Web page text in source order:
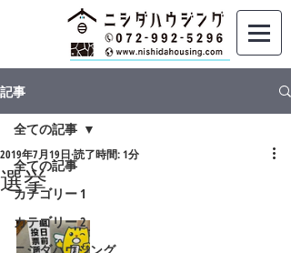
記事
全ての記事
カテゴリー 1
カテゴリー 2
全ての記事
選挙
2019年7月19日 読了時間: 1分